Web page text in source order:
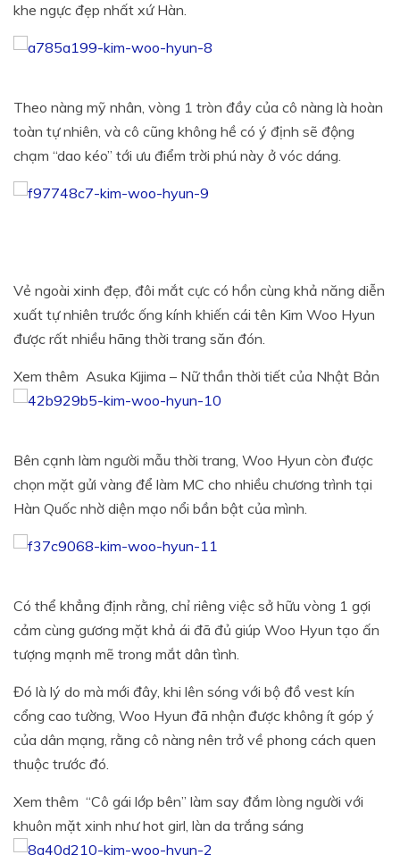
khe ngực đẹp nhất xứ Hàn.
Theo nàng mỹ nhân, vòng 1 tròn đầy của cô nàng là hoàn
toàn tự nhiên, và cô cũng không hề có ý định sẽ động
chạm “dao kéo” tới ưu điểm trời phú này ở vóc dáng.
Vẻ ngoài xinh đẹp, đôi mắt cực có hồn cùng khả năng diễn
xuất tự nhiên trước ống kính khiến cái tên Kim Woo Hyun
được rất nhiều hãng thời trang săn đón.
Xem thêm Asuka Kijima – Nữ thần thời tiết của Nhật Bản
Bên cạnh làm người mẫu thời trang, Woo Hyun còn được
chọn mặt gửi vàng để làm MC cho nhiều chương trình tại
Hàn Quốc nhờ diện mạo nổi bần bật của mình.
Có thể khẳng định rằng, chỉ riêng việc sở hữu vòng 1 gợi
cảm cùng gương mặt khả ái đã đủ giúp Woo Hyun tạo ấn
tượng mạnh mẽ trong mắt dân tình.
Đó là lý do mà mới đây, khi lên sóng với bộ đồ vest kín
cổng cao tường, Woo Hyun đã nhận được không ít góp ý
của dân mạng, rằng cô nàng nên trở về phong cách quen
thuộc trước đó.
Xem thêm “Cô gái lớp bên” làm say đắm lòng người với
khuôn mặt xinh như hot girl, làn da trắng sáng